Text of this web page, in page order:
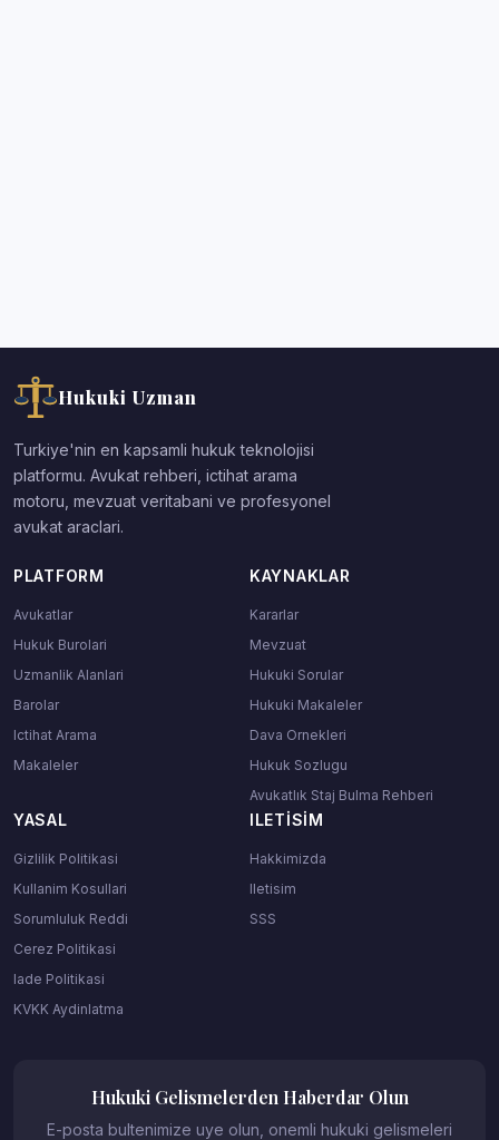
Hukuki Uzman
Turkiye'nin en kapsamli hukuk teknolojisi
platformu. Avukat rehberi, ictihat arama
motoru, mevzuat veritabani ve profesyonel
avukat araclari.
PLATFORM
Avukatlar
Hukuk Burolari
Uzmanlik Alanlari
Barolar
Ictihat Arama
Makaleler
KAYNAKLAR
Kararlar
Mevzuat
Hukuki Sorular
Hukuki Makaleler
Dava Ornekleri
Hukuk Sozlugu
Avukatlık Staj Bulma Rehberi
YASAL
Gizlilik Politikasi
Kullanim Kosullari
Sorumluluk Reddi
Cerez Politikasi
Iade Politikasi
KVKK Aydinlatma
ILETISIM
Hakkimizda
Iletisim
SSS
Hukuki Gelismelerden Haberdar Olun
E-posta bultenimize uye olun, onemli hukuki gelismeleri